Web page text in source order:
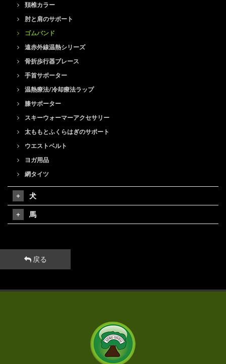
頚椎カラー
肘と肩のサポート
ゴムバンド
遠赤外線温熱シリーズ
骨折歩行器ブレース
手首サポーター
温熱療法/冷却療法ラップ
膝サポーター
スキーウォーマーアクセサリー
太ももとふくらはぎのサポート
ウエストベルト
ヨガ用品
網タイツ
犬
馬
戻る